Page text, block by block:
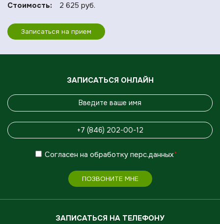
Стоимость: 2 625 руб.
Записаться на прием
ЗАПИСАТЬСЯ ОНЛАЙН
Согласен на обработку перс.данных*
ПОЗВОНИТЕ МНЕ
ЗАПИСАТЬСЯ НА ТЕЛЕФОНУ